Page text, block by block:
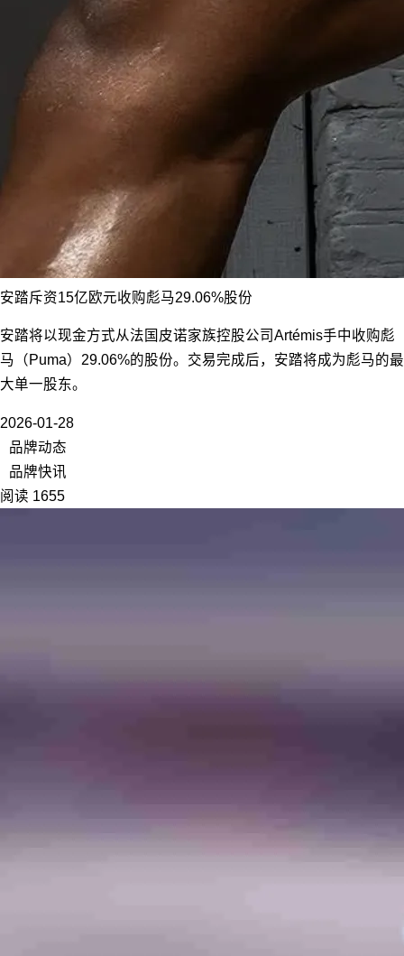
安踏斥资15亿欧元收购彪马29.06%股份
安踏将以现金方式从法国皮诺家族控股公司Artémis手中收购彪
马（Puma）29.06%的股份。交易完成后，安踏将成为彪马的最
大单一股东。
2026-01-28
品牌动态
品牌快讯
阅读 1655